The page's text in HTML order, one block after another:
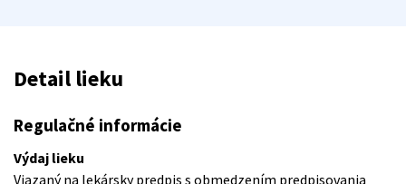
Detail lieku
Regulačné informácie
Výdaj lieku
Viazaný na lekársky predpis s obmedzením predpisovania